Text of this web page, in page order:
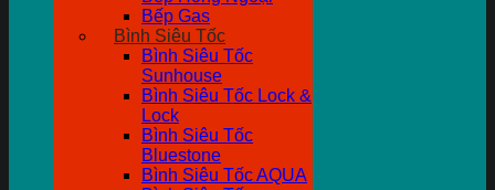
Bếp Gas
Bình Siêu Tốc
Bình Siêu Tốc
Sunhouse
Bình Siêu Tốc Lock &
Lock
Bình Siêu Tốc
Bluestone
Bình Siêu Tốc AQUA